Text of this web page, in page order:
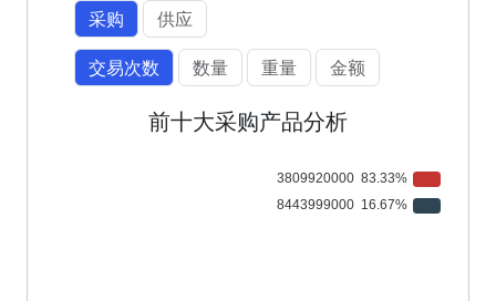
采购
供应
交易次数
数量 重量 金额
前十大采购产品分析